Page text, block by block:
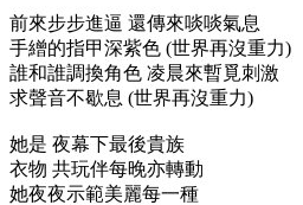
前來步步進逼 還傳來啖啖氣息
手繒的指甲深紫色 (世界再沒重力)
誰和誰調換角色 凌晨來暫覓刺激
求聲音不歇息 (世界再沒重力)
她是 夜幕下最後貴族
衣物 共玩伴每晚亦轉動
她夜夜示範美麗每一種